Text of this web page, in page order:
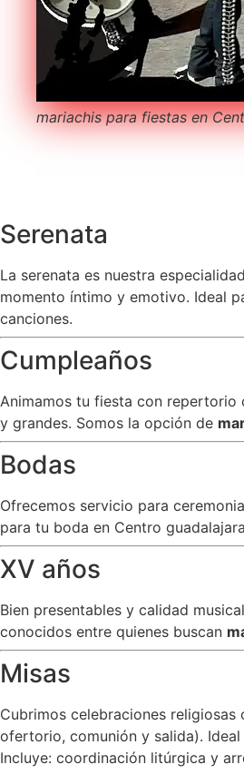
mariachis para fiestas en
Serenata
La serenata es nuestra
momento íntimo y emotivo. Ideal
canciones.
Cumpleaños
Animamos tu fiesta con repertorio
y grandes. Somos la opción de
Bodas
Ofrecemos servicio para
para tu boda en Centro
XV años
Bien presentables y calidad
conocidos entre quienes buscan
Misas
Cubrimos celebraciones
ofertorio, comunión y salida).
Incluye: coordinación litúrgica y